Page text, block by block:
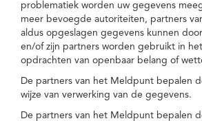
problematiek worden uw gegevens
meer bevoegde autoriteiten, partners
aldus opgeslagen gegevens kunnen
en/of zijn partners worden gebruikt in
opdrachten van openbaar belang of
De partners van het Meldpunt bepalen
wijze van verwerking van de gegevens.
De partners van het Meldpunt bepalen